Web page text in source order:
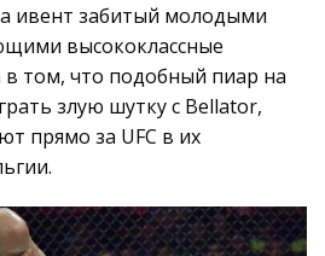
ивент забитый молодыми
высококлассные
том, что подобный пиар на
злую шутку с Bellator,
прямо за UFC в их